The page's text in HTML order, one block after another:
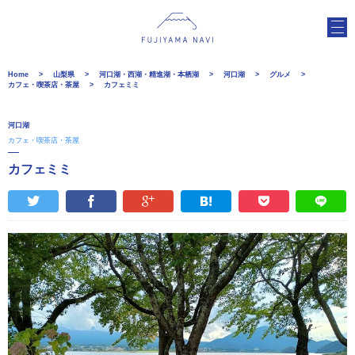
Home 山梨県 河口湖・西湖・精進湖・本栖湖 河口湖
グルメ
カフェ・喫茶店・茶屋
カフェミミ
河口湖
カフェ・喫茶店・茶屋
カフェミミ